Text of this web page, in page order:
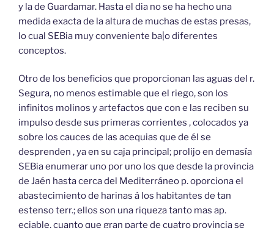
y la de Guardamar. Hasta el dia no se ha hecho una
medida exacta de la altura de muchas de estas presas,
lo cual SEBia muy conveniente ba|o diferentes
conceptos.
Otro de los beneficios que proporcionan las aguas del r.
Segura, no menos estimable que el riego, son los
infinitos molinos y artefactos que con e las reciben su
impulso desde sus primeras corrientes , colocados ya
sobre los cauces de las acequias que de él se
desprenden , ya en su caja principal; prolijo en demasía
SEBia enumerar uno por uno los que desde la provincia
de Jaén hasta cerca del Mediterráneo p. oporciona el
abastecimiento de harinas á los habitantes de tan
estenso terr.; ellos son una riqueza tanto mas ap.
eciable, cuanto que gran parte de cuatro provincia se